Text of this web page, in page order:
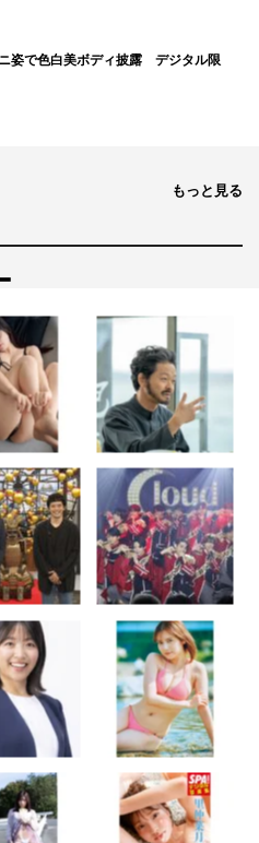
『星降る夜に』『大恋愛～僕
ージン』ほか）
（テレビ朝日）、森田美桜
ジン』ほか）
しあわせな結婚
子 阿部サダヲ
姿で色白美ボディ披露 デジタル限
もっと見る